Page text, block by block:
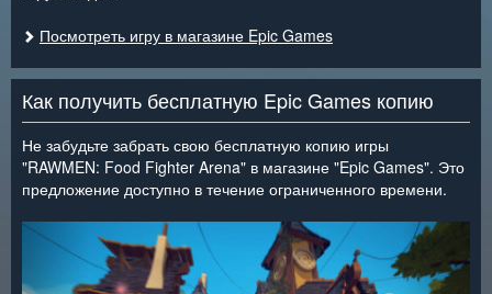
Посмотреть игру в магазине Epic Games
Как получить бесплатную Epic Games копию
Не забудьте забрать свою бесплатную копию игры
"RAWMEN: Food Fighter Arena" в магазине "Epic Games". Это
предложение доступно в течение ограниченного времени.
< >